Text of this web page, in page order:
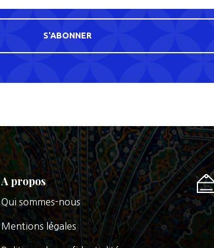
S'ABONNER
A propos
Qui sommes-nous
Mentions légales